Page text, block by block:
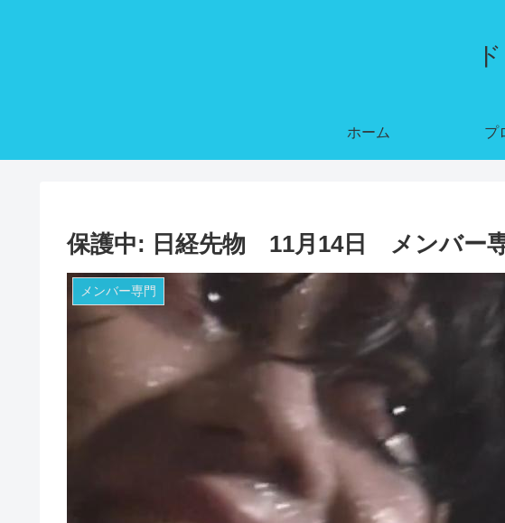
ホーム プ
保護中: 日経先物 11月14日 メンバー
メンバー専門